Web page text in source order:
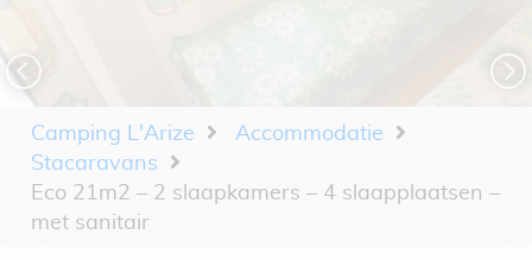
Camping L'Arize
Accommodatie
Stacaravans
Eco 21m2 – 2 slaapkamers – 4 slaapplaatsen –
met sanitair